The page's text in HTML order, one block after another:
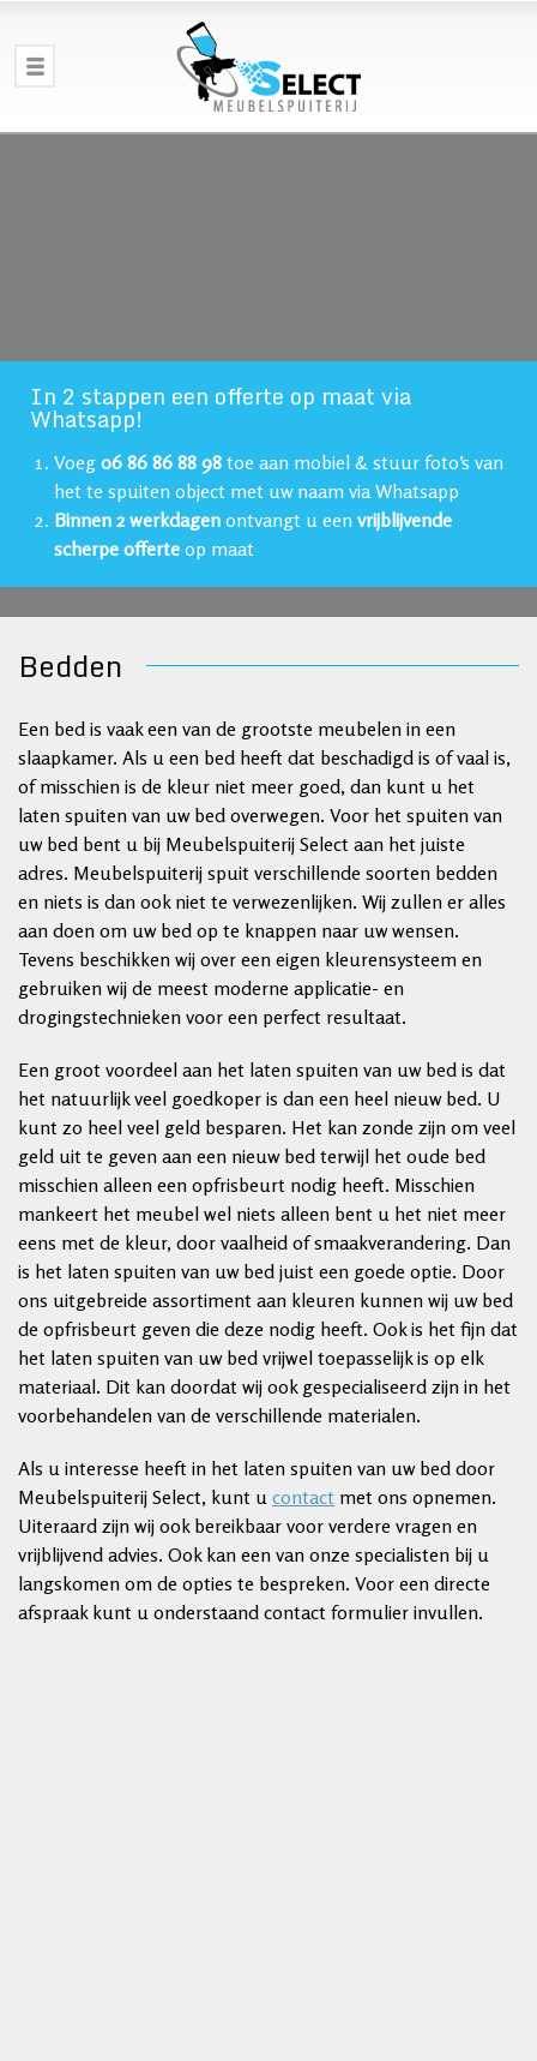
In 2 stappen een offerte op maat via
Whatsapp!
Voeg 06 86 86 88 98 toe aan mobiel & stuur foto’s van
het te spuiten object met uw naam via Whatsapp
Binnen 2 werkdagen ontvangt u een vrijblijvende
scherpe offerte op maat
Bedden
Een bed is vaak een van de grootste meubelen in een
slaapkamer. Als u een bed heeft dat beschadigd is of vaal is,
of misschien is de kleur niet meer goed, dan kunt u het
laten spuiten van uw bed overwegen. Voor het spuiten van
uw bed bent u bij Meubelspuiterij Select aan het juiste
adres. Meubelspuiterij spuit verschillende soorten bedden
en niets is dan ook niet te verwezenlijken. Wij zullen er alles
aan doen om uw bed op te knappen naar uw wensen.
Tevens beschikken wij over een eigen kleurensysteem en
gebruiken wij de meest moderne applicatie- en
drogingstechnieken voor een perfect resultaat.
Een groot voordeel aan het laten spuiten van uw bed is dat
het natuurlijk veel goedkoper is dan een heel nieuw bed. U
kunt zo heel veel geld besparen. Het kan zonde zijn om veel
geld uit te geven aan een nieuw bed terwijl het oude bed
misschien alleen een opfrisbeurt nodig heeft. Misschien
mankeert het meubel wel niets alleen bent u het niet meer
eens met de kleur, door vaalheid of smaakverandering. Dan
is het laten spuiten van uw bed juist een goede optie. Door
ons uitgebreide assortiment aan kleuren kunnen wij uw bed
de opfrisbeurt geven die deze nodig heeft. Ook is het fijn dat
het laten spuiten van uw bed vrijwel toepasselijk is op elk
materiaal. Dit kan doordat wij ook gespecialiseerd zijn in het
voorbehandelen van de verschillende materialen.
Als u interesse heeft in het laten spuiten van uw bed door
Meubelspuiterij Select, kunt u contact met ons opnemen.
Uiteraard zijn wij ook bereikbaar voor verdere vragen en
vrijblijvend advies. Ook kan een van onze specialisten bij u
langskomen om de opties te bespreken. Voor een directe
afspraak kunt u onderstaand contact formulier invullen.